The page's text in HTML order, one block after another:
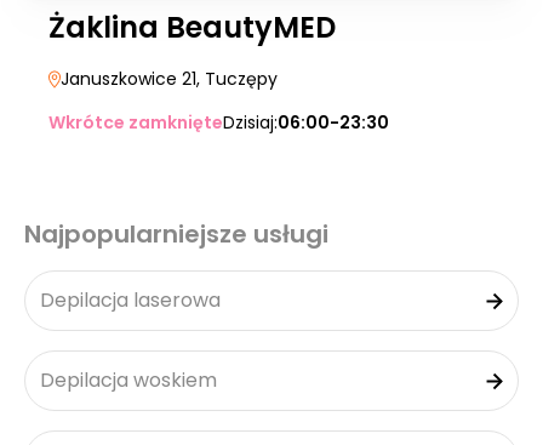
Żaklina BeautyMED
Januszkowice 21, Tuczępy
Wkrótce zamknięteDzisiaj:06:00-23:30
Najpopularniejsze usługi
Depilacja laserowa
Depilacja woskiem